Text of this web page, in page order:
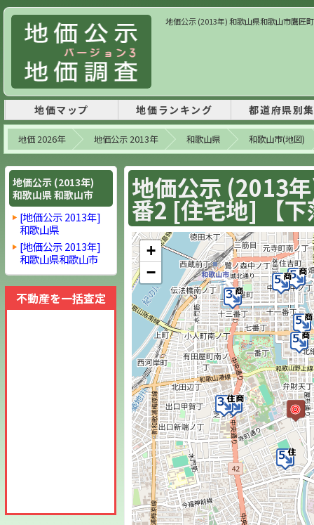
地価公示 (2013年) 和歌山県和歌山市鷹匠
地価マップ 地価ランキング 都道府県別
地価 2026年 地価公示 2013年 和歌山県 和歌山市(地図)
地価公示 (2013
番2 [住宅地] 【
+
−
地価公示 (2013年)
和歌山県 和歌山市
[地価公示 2013年]
和歌山県
[地価公示 2013年]
和歌山県和歌山市
不動産を一括査定